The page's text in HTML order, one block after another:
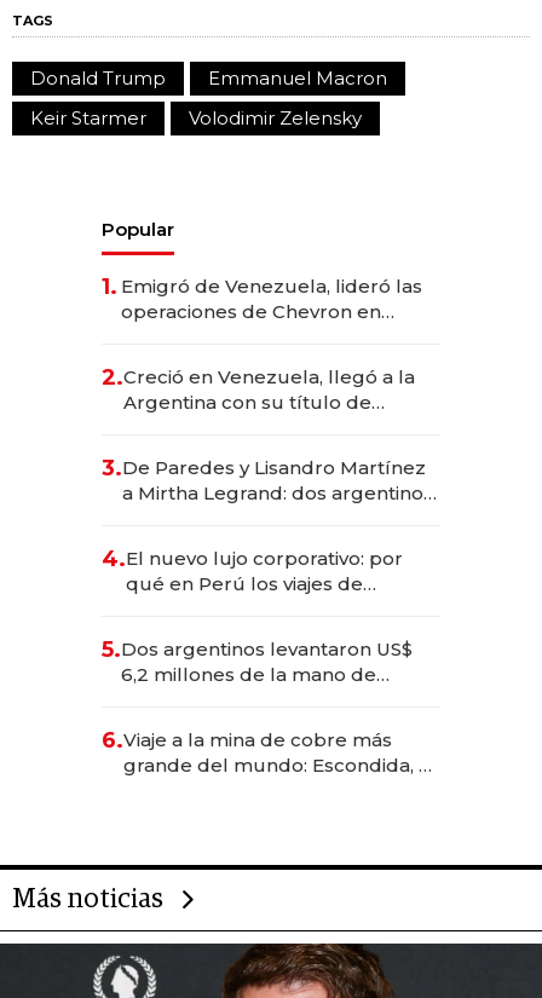
TAGS
Donald Trump
Emmanuel Macron
Keir Starmer
Volodimir Zelensky
Popular
1. Emigró de Venezuela, lideró las
operaciones de Chevron en
2.Creció en Venezuela, llegó a la
Argentina con su título de
las marcas "fast premium"
3.De Paredes y Lisandro Martínez
a Mirtha Legrand: dos argentinos
4.El nuevo lujo corporativo: por
qué en Perú los viajes de
para convertirse en experiencias
transformadoras
5.Dos argentinos levantaron US$
6,2 millones de la mano de
6.Viaje a la mina de cobre más
grande del mundo: Escondida, el
Más noticias